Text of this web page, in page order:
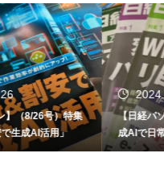
2024.06.24
【日経パソコン】（6/24号）【生
成AIで日常が劇的変化 最終回】 A
I時代のアプリケーション／サービ